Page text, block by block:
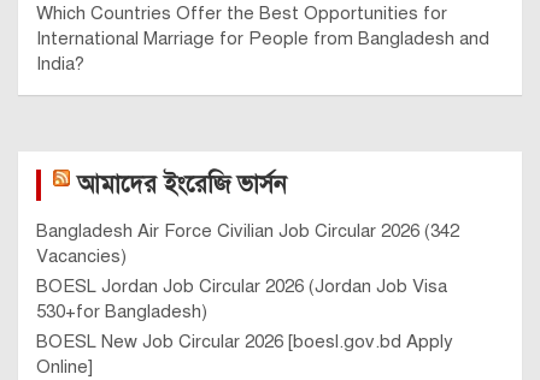
Which Countries Offer the Best Opportunities for
International Marriage for People from Bangladesh and
India?
আমাদের ইংরেজি ভার্সন
Bangladesh Air Force Civilian Job Circular 2026 (342
Vacancies)
BOESL Jordan Job Circular 2026 (Jordan Job Visa
530+for Bangladesh)
BOESL New Job Circular 2026 [boesl.gov.bd Apply
Online]